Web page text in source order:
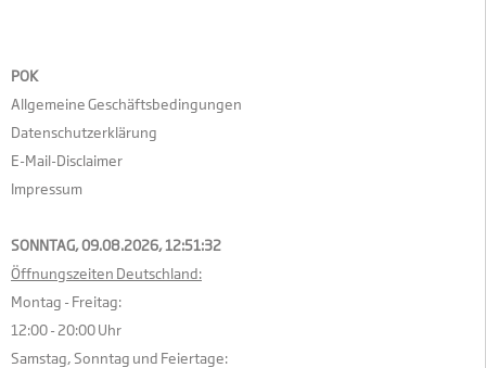
POK
Allgemeine Geschäftsbedingungen
Datenschutzerklärung
E-Mail-Disclaimer
Impressum
SONNTAG, 09.08.2026,12:51:33
Öffnungszeiten Deutschland:
Montag - Freitag:
12:00 - 20:00 Uhr
Samstag, Sonntag und Feiertage: